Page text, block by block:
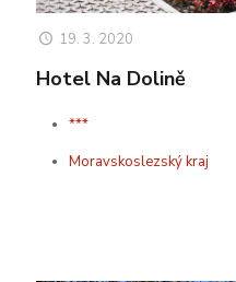
19. 3. 2020
Hotel Na Dolině
***
Moravskoslezský kraj